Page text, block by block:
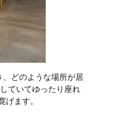
、どのような場所が居
ていてゆったり座れ
ます。